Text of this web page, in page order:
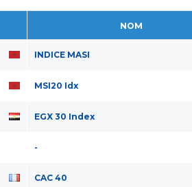
NOM
INDICE MASI
MSI20 Idx
EGX 30 Index
-
CAC 40